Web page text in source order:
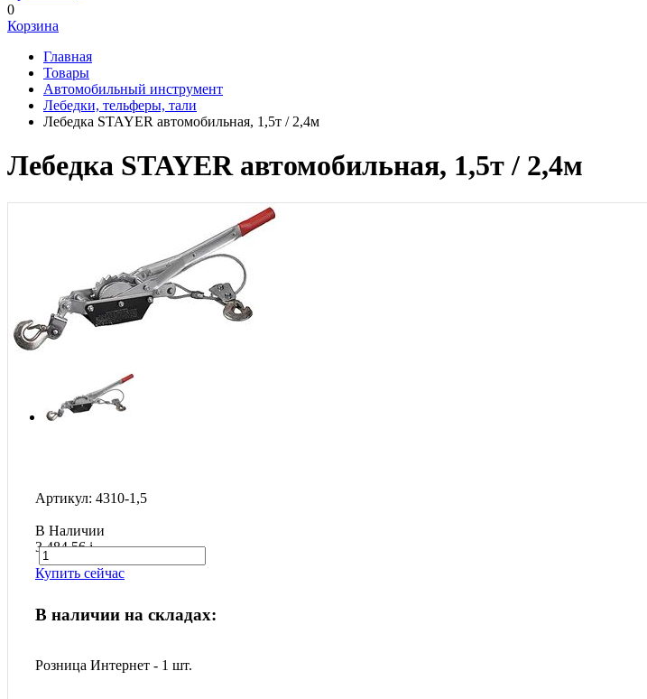
0
Корзина
Главная
Товары
Автомобильный инструмент
Лебедки, тельферы, тали
Лебедка STAYER автомобильная, 1,5т / 2,4м
Лебедка STAYER автомобильная, 1,5т / 2,4м
Артикул: 4310-1,5
В Наличии
3 484.56i
Купить сейчас
В наличии на складах:
Розница Интернет - 1 шт.